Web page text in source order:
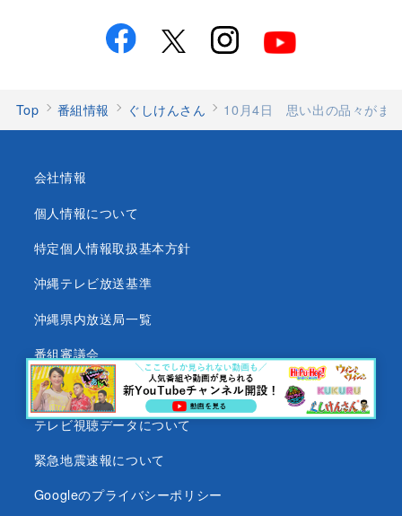
Top 番組情報 ぐしけんさん 10月4日 思い出の品々がま
会社情報
個人情報について
特定個人情報取扱基本方針
沖縄テレビ放送基準
沖縄県内放送局一覧
番組審議会
沖縄テレビ名義の後援依頼について
テレビ視聴データについて
緊急地震速報について
Googleのプライバシーポリシー